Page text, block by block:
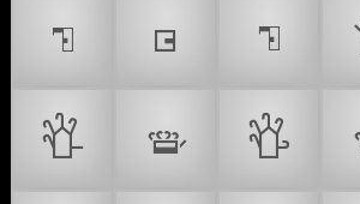
𝡉
𝡊 𝡋
𝡎
𝡏 𝡐